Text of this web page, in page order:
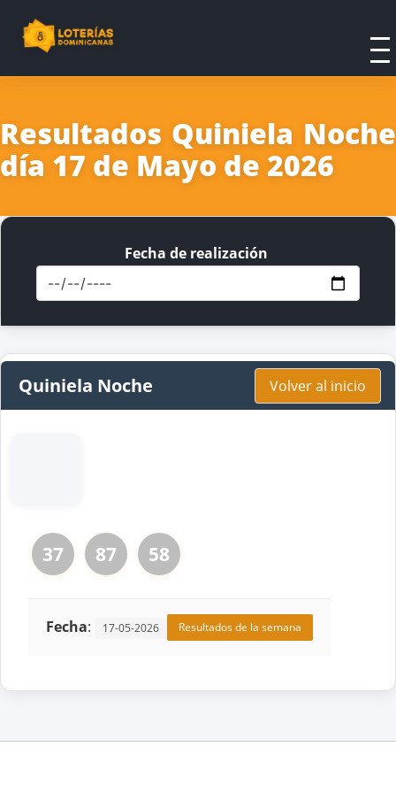
Resultados Quiniela Noche
día 17 de Mayo de 2026
Fecha de realización
Quiniela Noche Volver al inicio
37 87 58
Fecha: 17-05-2026 Resultados de la semana